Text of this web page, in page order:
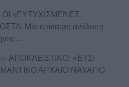
ΟΙ «ΕΥΤΥΧΙΣΜΕΝΕΣ
Μια επίκαιρη ανάλυση
ΑΠΟΚΛΕΙΣΤΙΚΟ: «ΕΤΣΙ
ΑΡΧΑΙΟ ΝΑΥΑΓΙΟ